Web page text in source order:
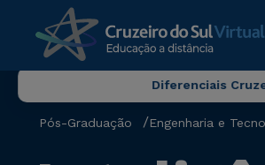
Diferenciais
Pós-Graduação Engenharia e